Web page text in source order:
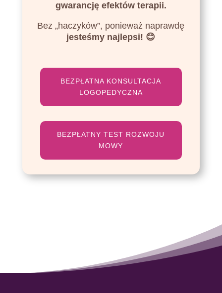
gwarancję efektów terapii.
Bez „haczyków”, ponieważ naprawdę
jesteśmy najlepsi! 😊
BEZPŁATNA KONSULTACJA
LOGOPEDYCZNA
BEZPŁATNY TEST ROZWOJU
MOWY